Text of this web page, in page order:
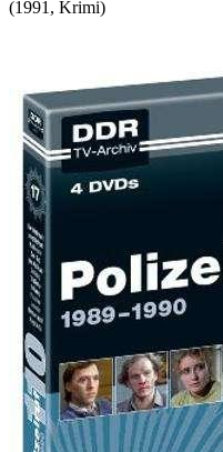
(1991 , Krimi)